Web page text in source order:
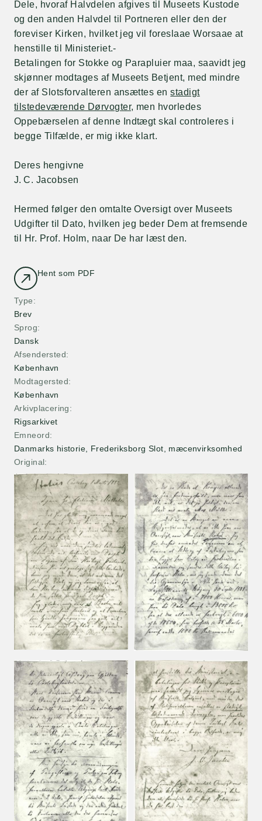
Hent som PDF
Type
Brev
Sprog
Dansk
Afsendersted
København
Modtagersted
København
Arkivplacering
Rigsarkivet
Emneord
Danmarks historie, Frederiksborg Slot, mæcenvirksomhed
Original
Dele, hvoraf Halvdelen afgives til Museets Kustode
og den anden Halvdel til Portneren eller den der
foreviser Kirken, hvilket jeg vil foreslaae Worsaae at
henstille til Ministeriet.-
Betalingen for Stokke og Parapluier maa, saavidt jeg
skjønner modtages af Museets Betjent, med mindre
der af Slotsforvalteren ansættes enstadigt
tilstedeværende Dørvogter, men hvorledes
Oppebærselen af denne Indtægt skal controleres i
begge Tilfælde, er mig ikke klart.
Deres hengivne
J. C. Jacobsen
Hermed følger den omtalte Oversigt over Museets
Udgifter til Dato, hvilken jeg beder Dem at fremsende
til Hr. Prof. Holm, naar De har læst den.